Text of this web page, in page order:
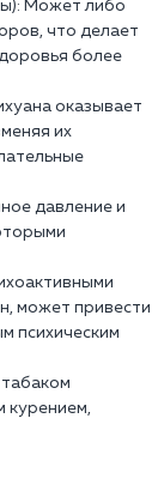
Может либо
что делает
более
оказывает
их
давление и
может привести
психическим
табаком
курением,